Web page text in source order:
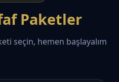
Paketler
seçin, hemen başlayalım